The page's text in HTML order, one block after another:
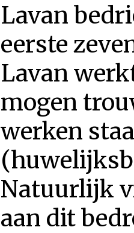
Lavan
eerste
Lavan
mogen
werken
Natuurlijk
aan dit